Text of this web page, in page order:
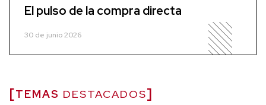
El pulso de la compra directa
30 de junio 2026
TEMAS DESTACADOS